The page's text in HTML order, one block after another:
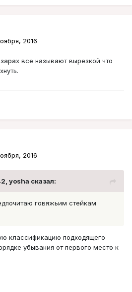
2016
все называют вырезкой что
2016
yosha сказал:
говяжьим стейкам
классификацию подходящего
убывания от первого место к